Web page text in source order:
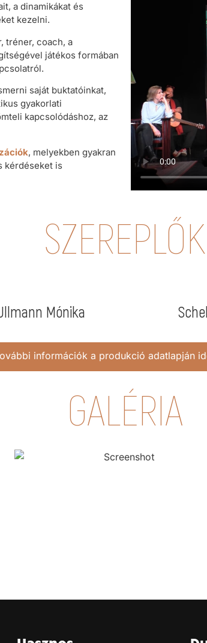
a dinamikákat és
kezelni.
tréner, coach, a
játékos formában
saját buktatóinkat,
gyakorlati
kapcsolódáshoz, az
, melyekben gyakran
kérdéseket is
SZEREPLŐK
Mónika
információk a produkció adatlapján
GALÉRIA